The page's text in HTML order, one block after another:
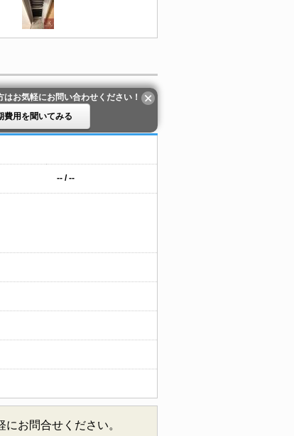
お気軽にお問い合わせください！
費用を聞いてみる
-- / --
お問合せください。